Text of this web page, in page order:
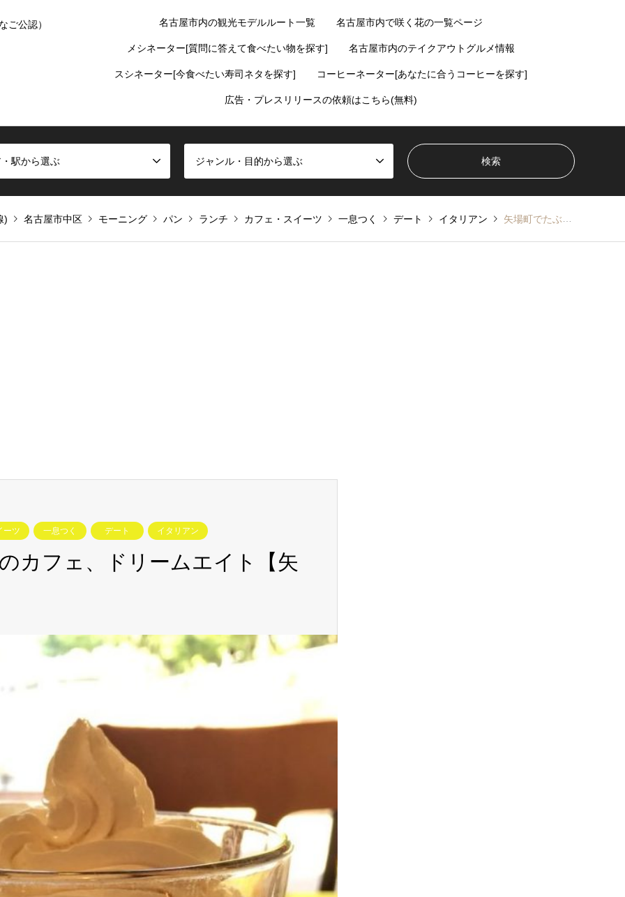
ご公認） 名古屋市内の観光モデルルート一覧 名古屋市内で咲く花の一覧ページ
メシネーター[質問に答えて食べたい物を探す] 名古屋市内のテイクアウトグルメ情報
スシネーター[今食べたい寿司ネタを探す] コーヒーネーター[あなたに合うコーヒーを探す]
広告・プレスリリースの依頼はこちら(無料)
駅から選ぶ ジャンル・目的から選ぶ
) 名古屋市中区 モーニング パン ランチ カフェ・スイーツ 一息つく デート イタリアン 矢場町でたぶん一番穴場のカフェ、ドリームエイト【矢場町直結】
ーツ 一息つく デート イタリアン
カフェ、ドリームエイト【矢